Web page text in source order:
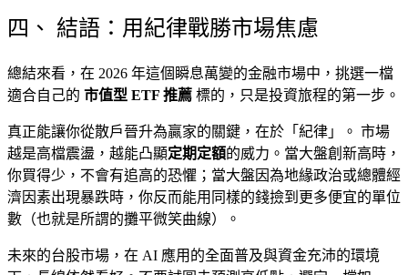
四、 結語：用紀律戰勝市場焦慮
總結來看，在 2026 年這個瞬息萬變的金融市場中，挑選一檔
適合自己的 市值型 ETF 推薦 標的，只是投資旅程的第一步。
真正能讓你從散戶晉升為贏家的關鍵，在於「紀律」。 市場
越是高檔震盪，越能凸顯定期定額的威力。當大盤創新高時，
你買得少，不會有追高的恐懼；當大盤因為地緣政治或總體經
濟因素出現暴跌時，你反而能用同樣的錢撿到更多便宜的單位
數（也就是所謂的攤平微笑曲線）。
未來的台股市場，在 AI 應用的全面普及與資金充沛的環境